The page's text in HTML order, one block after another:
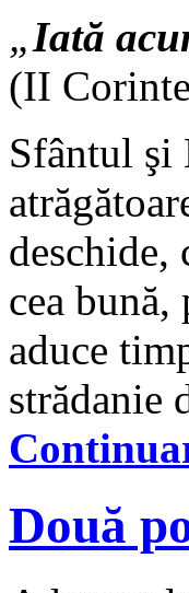
„Iată
(II
Sfântul şi
deschide,
cea
aduce
strădanie
Două